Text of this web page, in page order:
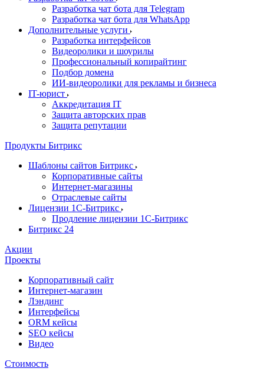
Разработка чат бота для Telegram
Разработка чат бота для WhatsApp
Дополнительные услуги
Разработка интерфейсов
Видеоролики и шоурилы
Профессиональный копирайтинг
Подбор домена
ИИ-видеоролики для рекламы и бизнеса
IT-юрист
Аккредитация IT
Защита авторских прав
Защита репутации
Продукты Битрикс
Шаблоны сайтов Битрикс
Корпоративные сайты
Интернет-магазины
Отраслевые сайты
Лицензии 1С-Битрикс
Продление лицензии 1С-Битрикс
Битрикс 24
Акции
Проекты
Корпоративный сайт
Интернет-магазин
Лэндинг
Интерфейсы
ORM кейсы
SEO кейсы
Видео
Стоимость